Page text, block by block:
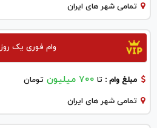
تمامی شهر های ایران
وام فوری یک
مبلغ وام : تا 700 میلیون تومان
تمامی شهر های ایران